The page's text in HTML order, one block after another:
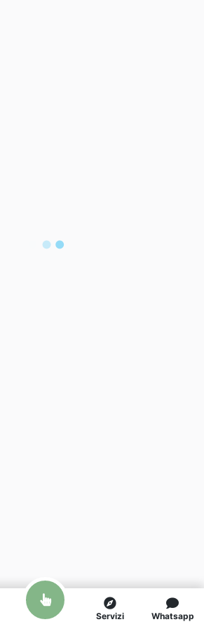
Servizi Whatsapp